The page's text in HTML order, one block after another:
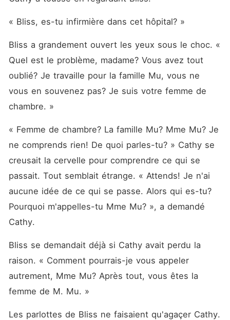
« Bliss, es-tu infirmière dans cet hôpital? »
Bliss a grandement ouvert les yeux sous le choc. «
Quel est le problème, madame? Vous avez tout
oublié? Je travaille pour la famille Mu, vous ne
vous en souvenez pas? Je suis votre femme de
chambre. »
« Femme de chambre? La famille Mu? Mme Mu? Je
ne comprends rien! De quoi parles-tu? » Cathy se
creusait la cervelle pour comprendre ce qui se
passait. Tout semblait étrange. « Attends! Je n'ai
aucune idée de ce qui se passe. Alors qui es-tu?
Pourquoi m'appelles-tu Mme Mu? », a demandé
Cathy.
Bliss se demandait déjà si Cathy avait perdu la
raison. « Comment pourrais-je vous appeler
autrement, Mme Mu? Après tout, vous êtes la
femme de M. Mu. »
Les parlottes de Bliss ne faisaient qu'agaçer Cathy.